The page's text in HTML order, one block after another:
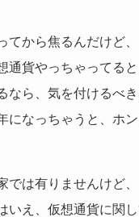
てから焦るんだけど、
通貨やっちゃってると
なら、気を付けるべき
になっちゃうと、ホ
では有りませんけど、
いえ、仮想通貨に関